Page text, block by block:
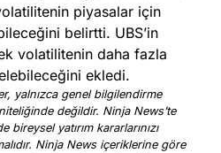
piyasalar için
belirtti. UBS’in
volatilitenin daha fazla
ekledi.
yalnızca genel bilgilendirme
değildir. Ninja News’te
yatırım kararlarınızı
Ninja News içeriklerine göre